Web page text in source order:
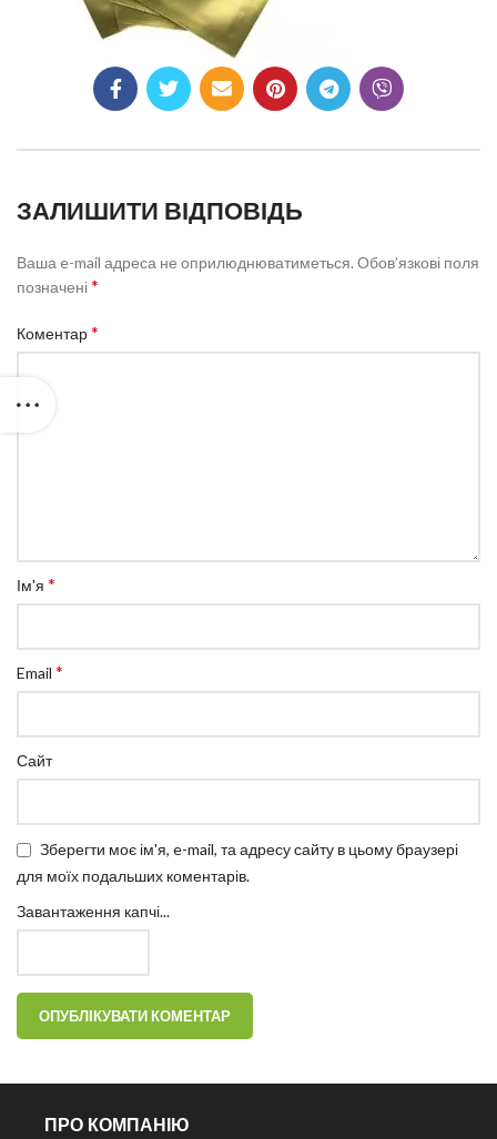
ЗАЛИШИТИ ВІДПОВІДЬ
Ваша e-mail адреса не оприлюднюватиметься. Обов’язкові поля
позначені*
Коментар*
Ім'я *
Email *
Сайт
Зберегти моє ім'я, e-mail, та адресу сайту в цьому браузері
для моїх подальших коментарів.
Завантаження капчі...
ПРО КОМПАНІЮ